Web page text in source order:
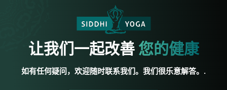
让我们一起改善 您的健康
如有任何疑问，欢迎随时联系我们。我们很乐意解答。.